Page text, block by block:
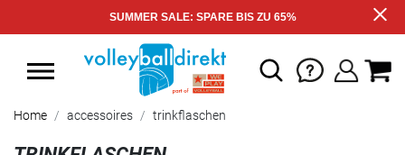
SUMMER SALE: SPARE BIS ZU 65%
Home accessoires trinkflaschen